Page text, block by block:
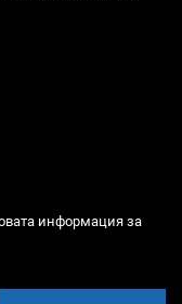
информация за